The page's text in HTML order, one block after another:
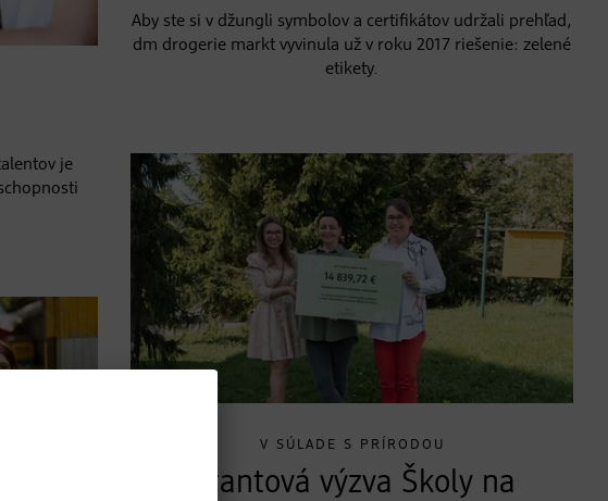
je
Aby ste si v džungli symbolov a certifikátov udržali prehľad,
dm drogerie markt vyvinula už v roku 2017 riešenie: zelené
etikety.
V SÚLADE S PRÍRODOU
Grantová výzva Školy na